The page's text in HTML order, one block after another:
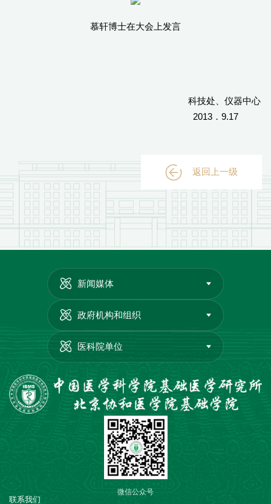
慕轩博士在大会上发言
科技处、仪器中心
2013．9.17
返回上一级
新闻媒体
政府机构和组织
医科院单位
联系我们
微信公众号